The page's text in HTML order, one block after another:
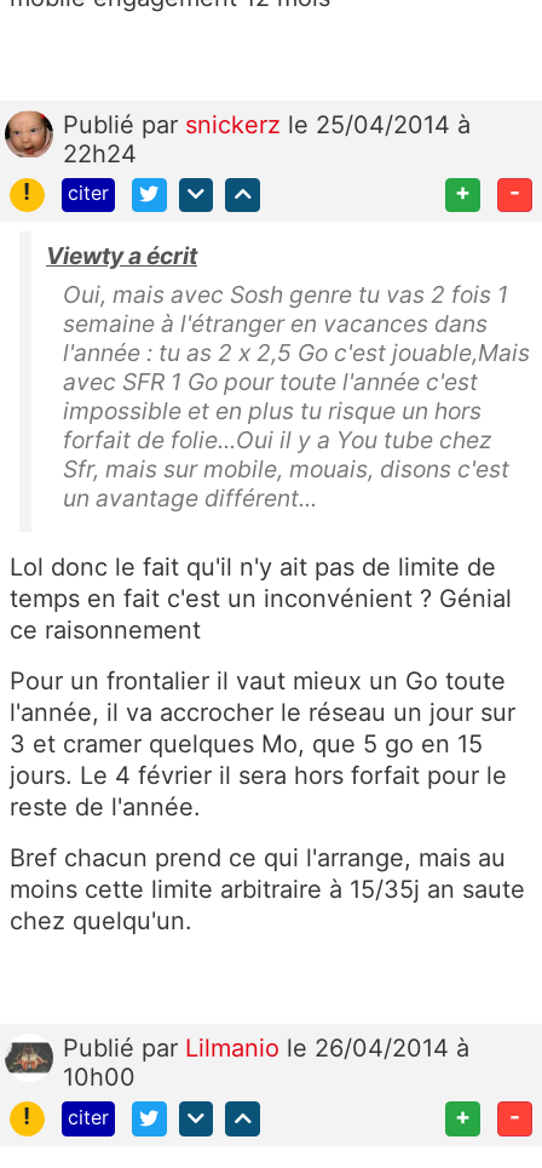
Publié par snickerz le 25/04/2014 à
22h24
!
citer + -
Viewty a écrit
Oui, mais avec Sosh genre tu vas 2 fois 1
semaine à l'étranger en vacances dans
l'année : tu as 2 x 2,5 Go c'est jouable,Mais
avec SFR 1 Go pour toute l'année c'est
impossible et en plus tu risque un hors
forfait de folie...Oui il y a You tube chez
Sfr, mais sur mobile, mouais, disons c'est
un avantage différent...
Lol donc le fait qu'il n'y ait pas de limite de
temps en fait c'est un inconvénient ? Génial
ce raisonnement
Pour un frontalier il vaut mieux un Go toute
l'année, il va accrocher le réseau un jour sur
3 et cramer quelques Mo, que 5 go en 15
jours. Le 4 février il sera hors forfait pour le
reste de l'année.
Bref chacun prend ce qui l'arrange, mais au
moins cette limite arbitraire à 15/35j an saute
chez quelqu'un.
Publié par Lilmanio le 26/04/2014 à
10h00
!
citer + -